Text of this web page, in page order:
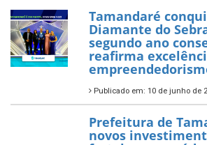
PartiuENEM —
garante transporte
para os estudantes
7 de novembro de
Política Nacional
— Tamandaré tem
Aplicação de
habilitado